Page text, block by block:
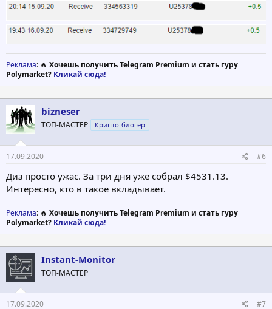
Реклама: 🔥 Хочешь получить Telegram Premium и стать гуру
Polymarket? Кликай сюда!
bizneser
ТОП-МАСТЕР Крипто-блогер
17.09.2020 #6
Диз просто ужас. За три дня уже собрал $4531.13.
Интересно, кто в такое вкладывает.
Реклама: 🔥 Хочешь получить Telegram Premium и стать гуру
Polymarket? Кликай сюда!
Instant-Monitor
ТОП-МАСТЕР
17.09.2020 #7